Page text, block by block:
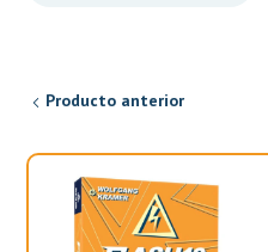
Producto anterior